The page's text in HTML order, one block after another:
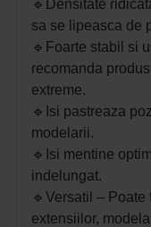
🔹 Densitate
sa se lipeasca de
🔹 Foarte stabil si
recomanda
extreme.
🔹 Isi pastreaza
modelarii.
🔹 Isi mentine
indelungat.
🔹 Versatil – Poate
extensiilor,